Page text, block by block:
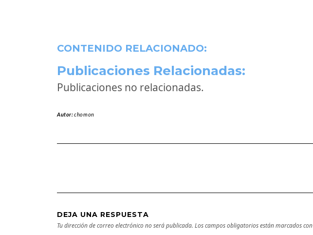
CONTENIDO RELACIONADO:
Publicaciones Relacionadas:
Publicaciones no relacionadas.
Autor:chomon
DEJA UNA RESPUESTA
Tu dirección de correo electrónico no será publicada. Los campos obligatorios están marcados con